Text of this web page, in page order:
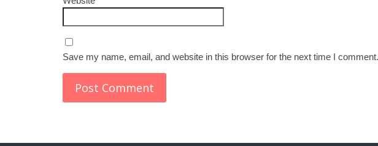
Save my name, email, and website in this browser for the next time I comment.